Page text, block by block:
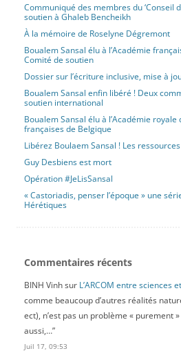
Publié le 31 mai 2026 par Sabine
Dans ‘Le Mirage #MeToo’ Sabine
paralogismes inquisitoriaux qui se
#MeToo. Dans un article publié en
écrivait : « Il s’agit de court-circuiter
faire « justice » hors de toute enquête
sans tribunal, mais en imposant son «
par la voie des médias. » et elle
#MeeToo attaque les principes
Elle se penche ici à nouveau, cette fois
mécanismes de « l’abjecte jouissance
justicières sitôt qu’elles ont un
». Considérer que l’accusation vaut
[lire plus]
Une histoire longue de la laïcité
Différenciation des sphères et
Publié le 26 mai 2026 par Jean-Pierre Castel
Communiqué des membres du ‘Conseil
soutien à Ghaleb Bencheikh
À la mémoire de Roselyne Dégremont
Boualem Sansal élu à l’Académie
Comité de soutien
Dossier sur l’écriture inclusive, mise à
Boualem Sansal enfin libéré ! Deux
soutien international
Boualem Sansal élu à l’Académie
françaises de Belgique
Libérez Boulaem Sansal ! Les
Guy Desbiens est mort
Opération #JeLisSansal
« Castoriadis, penser l’époque » une
Hérétiques
Commentaires récents
BINH Vinhsur L’ARCOM entre sciences
comme beaucoup d’autres réalités
ect), n’est pas un problème « purement
aussi,…”
Juil 17, 09:53